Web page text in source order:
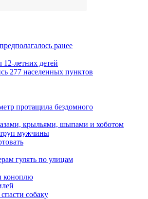
ранее
летних детей
277 населенных пунктов
протащила бездомного
крыльями, шыпами и хоботом
труп мужчины
гулять по улицам
коноплю
собаку